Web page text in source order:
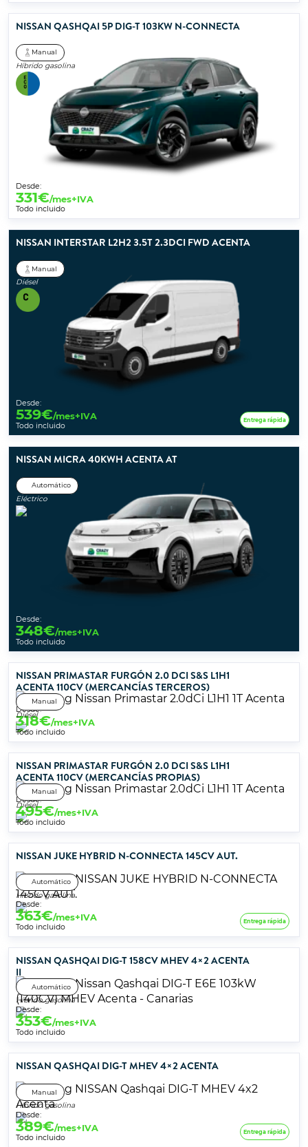
NISSAN QASHQAI 5P DIG-T 103KW N-CONNECTA
Manual
Híbrido gasolina
Desde:
331€/mes+IVA
Todo incluido
NISSAN INTERSTAR L2H2 3.5T 2.3DCI FWD ACENTA
Manual
Diésel
Desde:
539€/mes+IVA
Todo incluido
Entrega rápida
NISSAN MICRA 40KWH ACENTA AT
Automático
Eléctrico
Desde:
348€/mes+IVA
Todo incluido
NISSAN PRIMASTAR FURGÓN 2.0 DCI S&S L1H1
ACENTA 110CV (MERCANCÍAS TERCEROS)
Manual
Diésel
Desde:
318€/mes+IVA
Todo incluido
NISSAN PRIMASTAR FURGÓN 2.0 DCI S&S L1H1
ACENTA 110CV (MERCANCÍAS PROPIAS)
Manual
Diésel
Desde:
495€/mes+IVA
Todo incluido
NISSAN JUKE HYBRID N-CONNECTA 145CV AUT.
Automático
Híbrido gasolina
Desde:
363€/mes+IVA
Todo incluido
Entrega rápida
NISSAN QASHQAI DIG-T 158CV MHEV 4×2 ACENTA
II
Automático
Híbrido gasolina
Desde:
353€/mes+IVA
Todo incluido
NISSAN QASHQAI DIG-T MHEV 4×2 ACENTA
Manual
Híbrido gasolina
Desde:
389€/mes+IVA
Todo incluido
Entrega rápida